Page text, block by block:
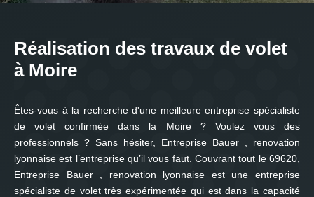
Réalisation des travaux de volet
à Moire
Êtes-vous à la recherche d'une meilleure entreprise spécialiste
de volet confirmée dans la Moire ? Voulez vous des
professionnels ? Sans hésiter, Entreprise Bauer , renovation
lyonnaise est l’entreprise qu’il vous faut. Couvrant tout le 69620,
Entreprise Bauer , renovation lyonnaise est une entreprise
spécialiste de volet très expérimentée qui est dans la capacité